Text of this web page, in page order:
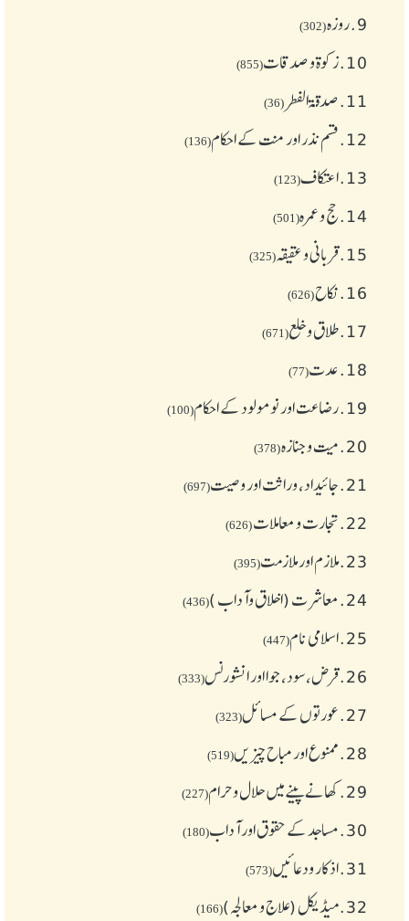
9. روزہ(302)
10. زکوة و صدقات(855)
11. صدقۃ الفطر (36)
12. قسم نذر اور منت کے احکام(136)
13. اعتکاف(123)
14. حج و عمرہ(501)
15. قربانی و عقیقہ(325)
16. نکاح(626)
17. طلاق و خلع(671)
18. عدت(77)
19. رضاعت اور نومولود کے احکام(100)
20. میت و جنازہ(378)
21. جائیداد، وراثت اور وصیت(697)
22. تجارت و معاملات(626)
23. ملازم اور ملازمت(395)
24. معاشرت (اخلاق وآداب )(436)
25. اسلامی نام(447)
26. قرض،سود، جوا اور انشورنس(333)
27. عورتوں کے مسائل(323)
28. ممنوع اور مباح چیز یں(519)
29. کھانے پینے میں حلال و حرام(227)
30. مساجد کے حقوق اور آداب(180)
31. اذکار ودعائیں(573)
32. میڈیکل (علاج و معالجہ)(166)